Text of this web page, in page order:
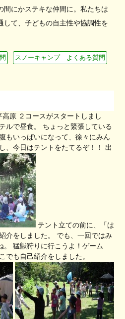
間にかステキな仲間に。私たちは
して、子どもの自主性や協調性を
スノーキャンプ よくある質問
原 ２コースがスタートしまし
ルで昼食。 ちょっと緊張している
もいっぱいになって、徐々にみん
、今日はテントをたてるぞ！！ 出
テント立ての前に、「は
介をしました。 でも、一回ではみ
。 猛獣狩りに行こうよ！ゲーム
でも自己紹介をしました。